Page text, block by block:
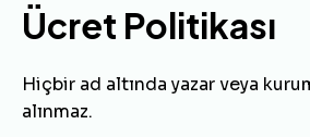
Ücret Politikası
Hiçbir ad altında yazar veya
alınmaz.